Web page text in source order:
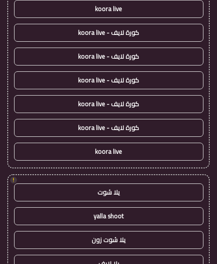
koora live
كورة لايف - koora live
كورة لايف - koora live
كورة لايف - koora live
كورة لايف - koora live
كورة لايف - koora live
koora live
!
يلا شوت
yalla shoot
يلا شوت زون